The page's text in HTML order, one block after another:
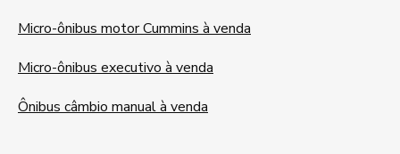
Micro-ônibus motor Cummins à venda
Micro-ônibus executivo à venda
Ônibus câmbio manual à venda